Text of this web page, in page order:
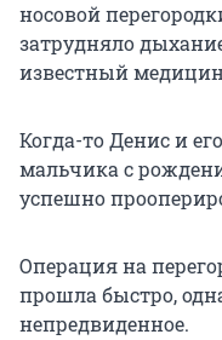
носовой
затрудняло
известный
Когда-то Денис и
мальчика с
успешно
Операция на
прошла быстро,
непредвиденное.